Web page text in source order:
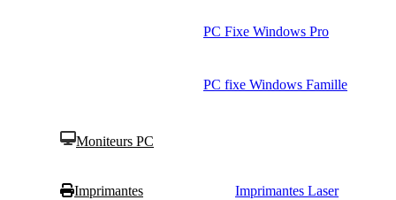
PC Fixe Windows Pro
PC fixe Windows Famille
Moniteurs PC
Imprimantes Imprimantes Laser